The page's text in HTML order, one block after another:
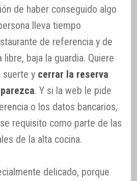
de haber conseguido algo
lleva tiempo
de referencia y de
baja la guardia. Quiere
suerte y cerrar la reserva
. Y si la web le pide
o los datos bancarios,
requisito como parte de las
de la alta cocina.
delicado, porque